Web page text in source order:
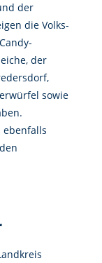
der
die Volks-
der
sowie
ebenfalls